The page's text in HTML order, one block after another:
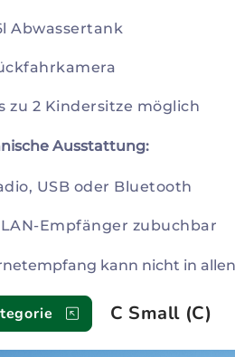
Abwassertank
zu 2 Kindersitze möglich
Ausstattung:
USB oder Bluetooth
Empfänger zubuchbar
kann nicht in
C Small (C)